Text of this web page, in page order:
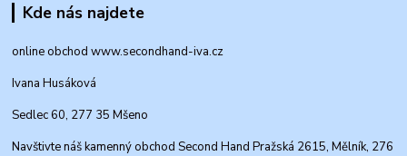
Kde nás najdete
online obchod www.secondhand-iva.cz
Ivana Husáková
Sedlec 60, 277 35 Mšeno
Navštivte náš kamenný obchod Second Hand Pražská 2615, Mělník, 276